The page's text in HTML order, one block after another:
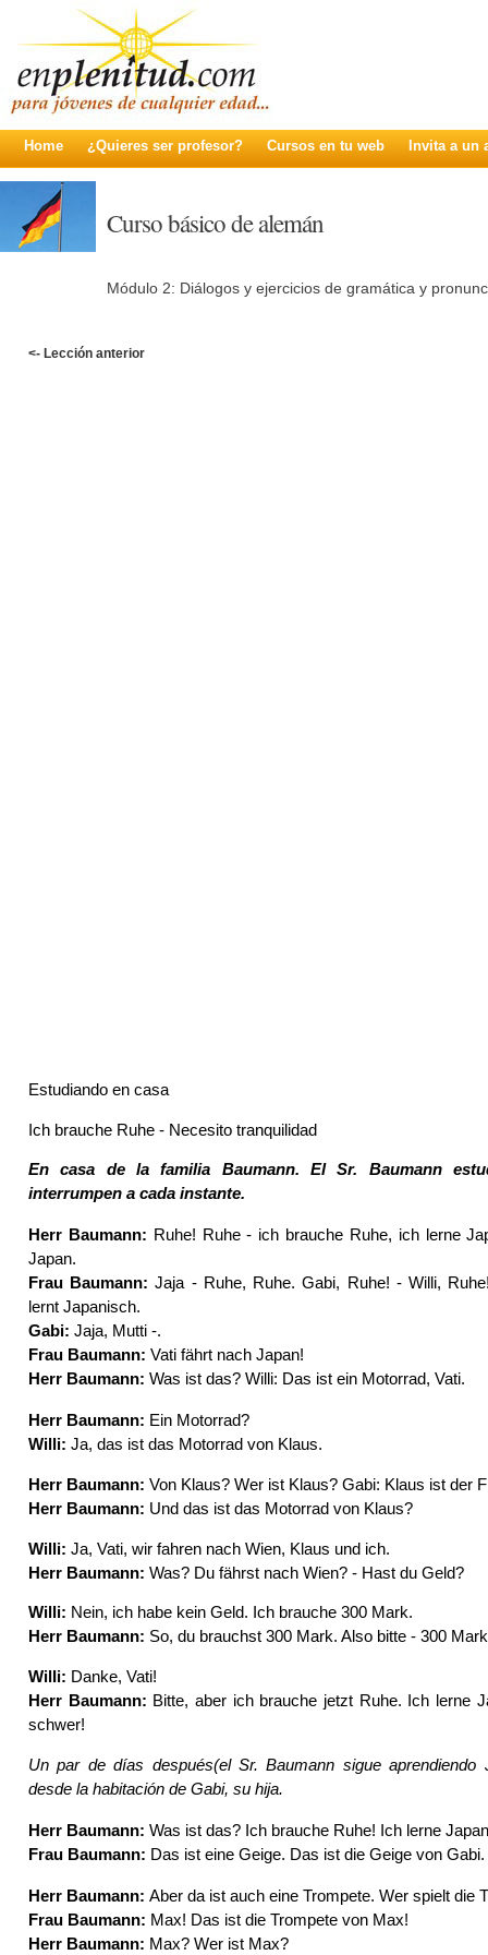
Home ¿Quieres ser profesor? Cursos en tu web Invita a un
Curso básico de alemán
Módulo 2: Diálogos y ejercicios de gramática y
<- Lección anterior
Estudiando en casa
Ich brauche Ruhe - Necesito tranquilidad
En casa de la familia Baumann. El Sr. Baumann
interrumpen a cada instante.
Herr Baumann: Ruhe! Ruhe - ich brauche Ruhe, ich lerne
Japan.
Frau Baumann: Jaja - Ruhe, Ruhe. Gabi, Ruhe! - Willi,
lernt Japanisch.
Gabi: Jaja, Mutti -.
Frau Baumann: Vati fährt nach Japan!
Herr Baumann: Was ist das? Willi: Das ist ein Motorrad, Vati.
Herr Baumann: Ein Motorrad?
Willi: Ja, das ist das Motorrad von Klaus.
Herr Baumann: Von Klaus? Wer ist Klaus? Gabi: Klaus ist der
Herr Baumann: Und das ist das Motorrad von Klaus?
Willi: Ja, Vati, wir fahren nach Wien, Klaus und ich.
Herr Baumann: Was? Du fährst nach Wien? - Hast du Geld?
Willi: Nein, ich habe kein Geld. Ich brauche 300 Mark.
Herr Baumann: So, du brauchst 300 Mark. Also bitte - 300
WilIi: Danke, Vati!
Herr Baumann: Bitte, aber ich brauche jetzt Ruhe. Ich lerne
schwer!
Un par de días después(el Sr. Baumann sigue aprendiendo
desde la habitación de Gabi, su hija.
Herr Baumann: Was ist das? Ich brauche Ruhe! Ich lerne
Frau Baumann: Das ist eine Geige. Das ist die Geige von
Herr Baumann: Aber da ist auch eine Trompete. Wer spielt die
Frau Baumann: Max! Das ist die Trompete von Max!
Herr Baumann: Max? Wer ist Max?